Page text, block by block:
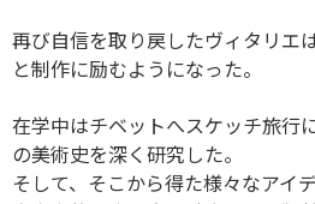
再び自信を取り戻したヴィタリエ
と制作に励むようになった。
在学中はチベットへスケッチ旅行
の美術史を深く研究した。
そして、そこから得た様々なアイ